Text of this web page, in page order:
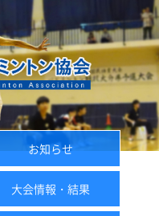
お知らせ
大会情報・結果